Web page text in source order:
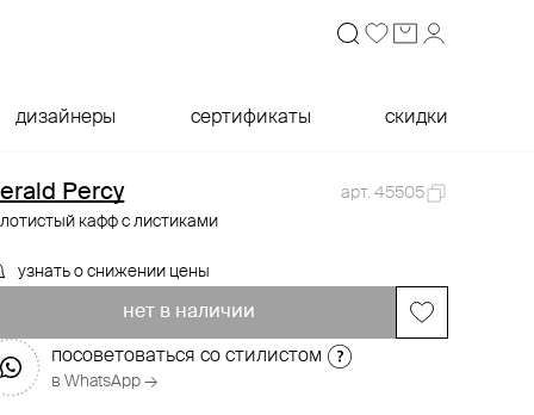
дизайнеры сертификаты скидки
Percy
арт. 45505
кафф с листиками
узнать о снижении цены
нет в наличии
посоветоваться со стилистом
в WhatsApp →